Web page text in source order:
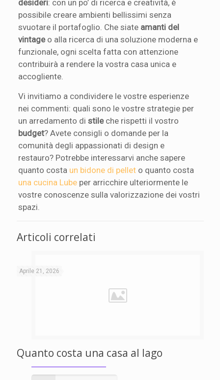
desideri: con un po’ di ricerca e creatività, è
possibile creare ambienti bellissimi senza
svuotare il portafoglio. Che siate amanti del
vintageo alla ricerca di una soluzione moderna e
funzionale, ogni scelta fatta con attenzione
contribuirà a rendere la vostra casa unica e
accogliente.
Vi invitiamo a condividere le vostre esperienze
nei commenti: quali sono le vostre strategie per
un arredamento distileche rispetti il vostro
budget? Avete consigli o domande per la
comunità degli appassionati di design e
restauro? Potrebbe interessarvi anche sapere
quanto costa un bidone di pellet o quanto costa
una cucina Lube per arricchire ulteriormente le
vostre conoscenze sulla valorizzazione dei vostri
spazi.
Articoli correlati
Aprile 21, 2026
Quanto costa una casa al lago